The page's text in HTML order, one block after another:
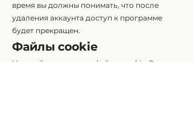
время вы должны понимать, что после
удаления аккаунта доступ к программе
будет прекращен.
Файлы cookie
Наш сайт использует файлы cookie. Это дает